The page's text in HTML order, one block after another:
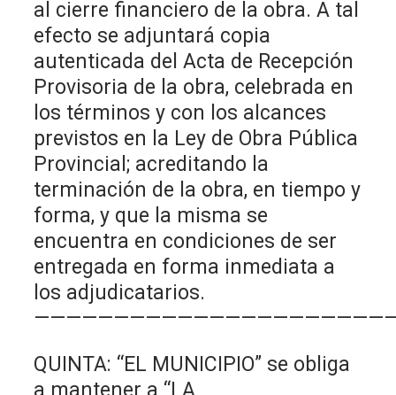
al cierre financiero de la obra. A tal
efecto se adjuntará copia
autenticada del Acta de Recepción
Provisoria de la obra, celebrada en
los términos y con los alcances
previstos en la Ley de Obra Pública
Provincial; acreditando la
terminación de la obra, en tiempo y
forma, y que la misma se
encuentra en condiciones de ser
entregada en forma inmediata a
los adjudicatarios.
QUINTA: “EL MUNICIPIO” se obliga
a mantener a “LA